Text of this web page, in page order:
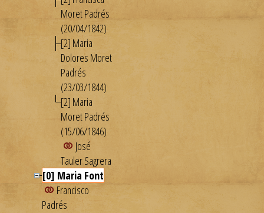
Moret Padrés
(20/04/1842)
[2] Maria
Dolores Moret
Padrés
(23/03/1844)
[2] Maria
Moret Padrés
(15/06/1846)
José
Tauler Sagrera
[0] Maria Font
Francisco
Padrés